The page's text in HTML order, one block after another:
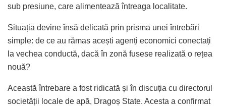
sub presiune, care alimentează întreaga localitate.
Situația devine însă delicată prin prisma unei întrebări
simple: de ce au rămas acești agenți economici conectați
la vechea conductă, dacă în zonă fusese realizată o rețea
nouă?
Această întrebare a fost ridicată și în discuția cu directorul
societății locale de apă, Dragoș State. Acesta a confirmat